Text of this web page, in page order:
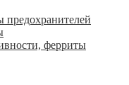
предохранителей
ферриты